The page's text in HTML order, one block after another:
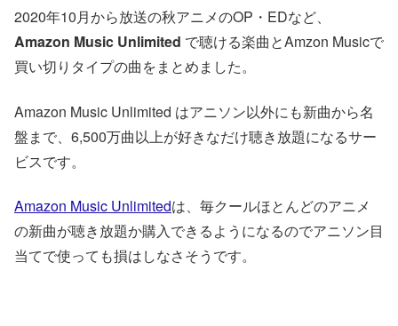
2020年10月から放送の秋アニメのOP・EDなど、
Amazon Music Unlimited で聴ける楽曲とAmzon Musicで
買い切りタイプの曲をまとめました。
Amazon Music Unlimited はアニソン以外にも新曲から名
盤まで、6,500万曲以上が好きなだけ聴き放題になるサー
ビスです。
Amazon Music Unlimitedは、毎クールほとんどのアニメ
の新曲が聴き放題か購入できるようになるのでアニソン目
当てで使っても損はしなさそうです。